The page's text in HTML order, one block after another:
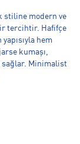
stiline modern ve
tercihtir. Hafifçe
hem
kumaşı,
sağlar. Minimalist